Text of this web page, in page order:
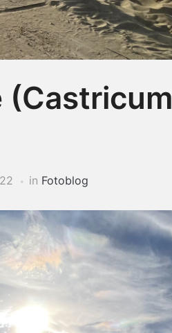
(Castricum
in Fotoblog